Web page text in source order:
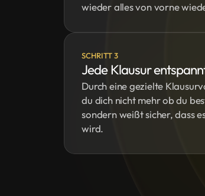
wieder alles von vorne
SCHRITT 3
Jede Klausur
Durch eine gezielte
du dich nicht mehr ob du
sondern weißt sicher, dass
wird.